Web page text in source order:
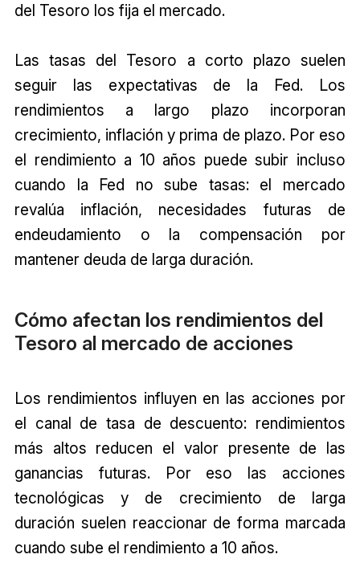
del Tesoro los fija el mercado.
Las tasas del Tesoro a corto plazo suelen
seguir las expectativas de la Fed. Los
rendimientos a largo plazo incorporan
crecimiento, inflación y prima de plazo. Por eso
el rendimiento a 10 años puede subir incluso
cuando la Fed no sube tasas: el mercado
revalúa inflación, necesidades futuras de
endeudamiento o la compensación por
mantener deuda de larga duración.
Cómo afectan los rendimientos del
Tesoro al mercado de acciones
Los rendimientos influyen en las acciones por
el canal de tasa de descuento: rendimientos
más altos reducen el valor presente de las
ganancias futuras. Por eso las acciones
tecnológicas y de crecimiento de larga
duración suelen reaccionar de forma marcada
cuando sube el rendimiento a 10 años.